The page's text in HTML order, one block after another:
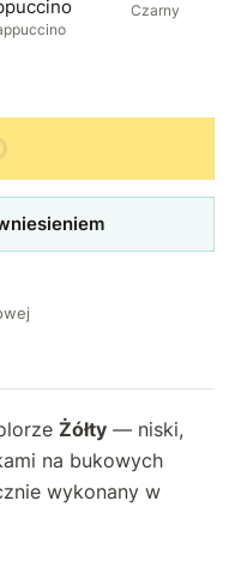
Czarny
Żółty — niski,
na bukowych
wykonany w